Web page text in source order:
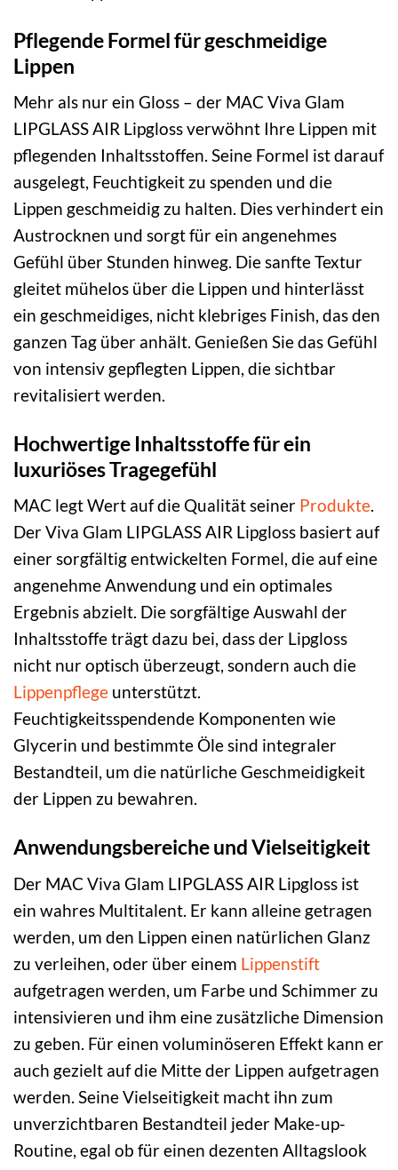
Pflegende Formel für geschmeidige
Lippen
Mehr als nur ein Gloss – der MAC Viva Glam
LIPGLASS AIR Lipgloss verwöhnt Ihre Lippen mit
pflegenden Inhaltsstoffen. Seine Formel ist darauf
ausgelegt, Feuchtigkeit zu spenden und die
Lippen geschmeidig zu halten. Dies verhindert ein
Austrocknen und sorgt für ein angenehmes
Gefühl über Stunden hinweg. Die sanfte Textur
gleitet mühelos über die Lippen und hinterlässt
ein geschmeidiges, nicht klebriges Finish, das den
ganzen Tag über anhält. Genießen Sie das Gefühl
von intensiv gepflegten Lippen, die sichtbar
revitalisiert werden.
Hochwertige Inhaltsstoffe für ein
luxuriöses Tragegefühl
MAC legt Wert auf die Qualität seiner Produkte.
Der Viva Glam LIPGLASS AIR Lipgloss basiert auf
einer sorgfältig entwickelten Formel, die auf eine
angenehme Anwendung und ein optimales
Ergebnis abzielt. Die sorgfältige Auswahl der
Inhaltsstoffe trägt dazu bei, dass der Lipgloss
nicht nur optisch überzeugt, sondern auch die
Lippenpflege unterstützt.
Feuchtigkeitsspendende Komponenten wie
Glycerin und bestimmte Öle sind integraler
Bestandteil, um die natürliche Geschmeidigkeit
der Lippen zu bewahren.
Anwendungsbereiche und Vielseitigkeit
Der MAC Viva Glam LIPGLASS AIR Lipgloss ist
ein wahres Multitalent. Er kann alleine getragen
werden, um den Lippen einen natürlichen Glanz
zu verleihen, oder über einem Lippenstift
aufgetragen werden, um Farbe und Schimmer zu
intensivieren und ihm eine zusätzliche Dimension
zu geben. Für einen voluminöseren Effekt kann er
auch gezielt auf die Mitte der Lippen aufgetragen
werden. Seine Vielseitigkeit macht ihn zum
unverzichtbaren Bestandteil jeder Make-up-
Routine, egal ob für einen dezenten Alltagslook